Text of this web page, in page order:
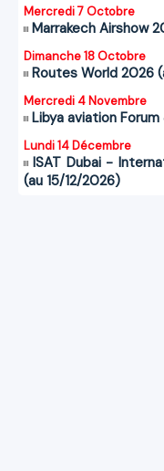
Mercredi 7 Octobre
Marrakech Airshow
Dimanche 18 Octobre
Routes World 2026
Mercredi 4 Novembre
Libya aviation
Lundi 14 Décembre
ISAT Dubai -
(au 15/12/2026)